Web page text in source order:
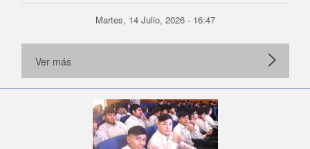
Martes, 14 Julio, 2026 - 16:47
Ver más